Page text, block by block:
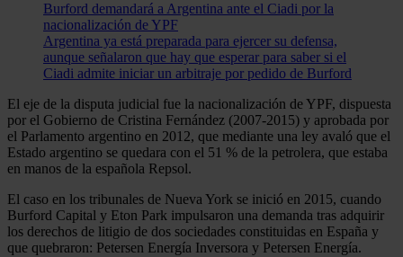
Burford demandará a Argentina ante el Ciadi por la
nacionalización de YPF
Argentina ya está preparada para ejercer su defensa,
aunque señalaron que hay que esperar para saber si el
Ciadi admite iniciar un arbitraje por pedido de Burford
El eje de la disputa judicial fue la nacionalización de YPF, dispuesta
por el Gobierno de Cristina Fernández (2007-2015) y aprobada por
el Parlamento argentino en 2012, que mediante una ley avaló que el
Estado argentino se quedara con el 51 % de la petrolera, que estaba
en manos de la española Repsol.
El caso en los tribunales de Nueva York se inició en 2015, cuando
Burford Capital y Eton Park impulsaron una demanda tras adquirir
los derechos de litigio de dos sociedades constituidas en España y
que quebraron: Petersen Energía Inversora y Petersen Energía.